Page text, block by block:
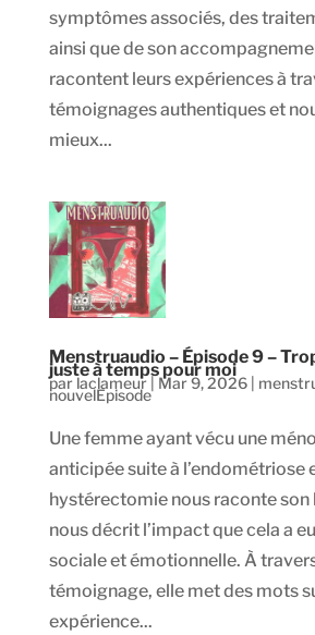
symptômes associés, des
ainsi que de son
racontent leurs expériences à
témoignages authentiques et
mieux...
Menstruaudio – Épisode 9 –
juste à temps pour moi
par laclameur|Mar 9, 2026|
nouvelEpisode
Une femme ayant vécu une
anticipée suite à l’endométriose
hystérectomie nous raconte son
nous décrit l’impact que cela a
sociale et émotionnelle. À
témoignage, elle met des mots
expérience...